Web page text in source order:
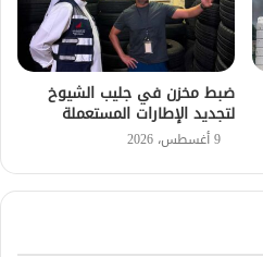
ضبط مخزن في جليب الشيوخ
لتجديد الإطارات المستعملة
9 أغسطس، 2026